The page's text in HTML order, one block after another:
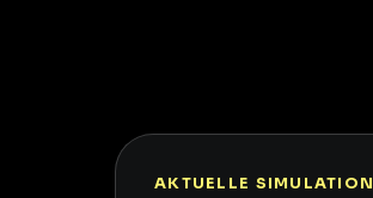
AKTUELLE SIMULATION